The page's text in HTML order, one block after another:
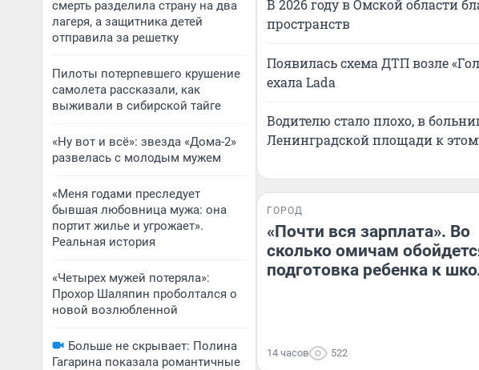
смерть разделила страну на два
лагеря, а защитника детей
отправила за решетку
Пилоты потерпевшего крушение
самолета рассказали, как
выживали в сибирской тайге
«Ну вот и всё»: звезда «Дома-2»
развелась с молодым мужем
«Меня годами преследует
бывшая любовница мужа: она
портит жилье и угрожает».
Реальная история
«Четырех мужей потеряла»:
Прохор Шаляпин проболтался о
новой возлюбленной
Больше не скрывает: Полина
Гагарина показала романтичные
В 2026 году в Омской области
пространств
Появилась схема ДТП возле
ехала Lada
Водителю стало плохо, в
Ленинградской площади к
ГОРОД
«Почти вся зарплата». Во
сколько омичам
подготовка ребенка к
14 часов 522